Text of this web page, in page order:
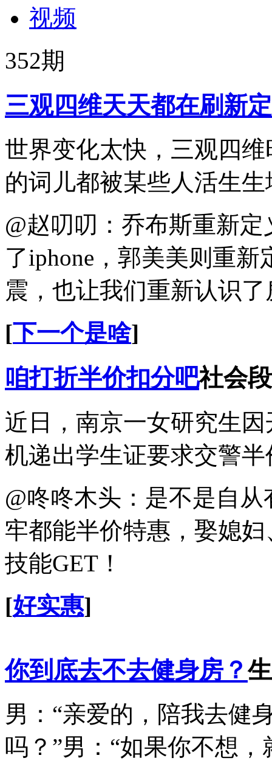
视频
352期
三观四维天天都在刷新
世界变化太快，三观四
的词儿都被某些人活生
@赵叨叨：乔布斯重新
了iphone，郭美美则重
震，也让我们重新认识
[下一个是啥]
咱打折半价扣分吧社会
近日，南京一女研究生
机递出学生证要求交警
@咚咚木头：是不是自
牢都能半价特惠，娶媳
技能GET！
[好实惠]
你到底去不去健身房？
男：“亲爱的，陪我去健
吗？”男：“如果你不想